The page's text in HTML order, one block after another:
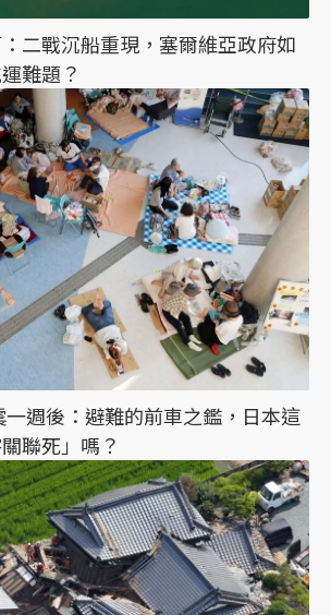
二戰沉船重現，塞爾維亞政府如
難題？
週後：避難的前車之鑑，日本這
聯死」嗎？